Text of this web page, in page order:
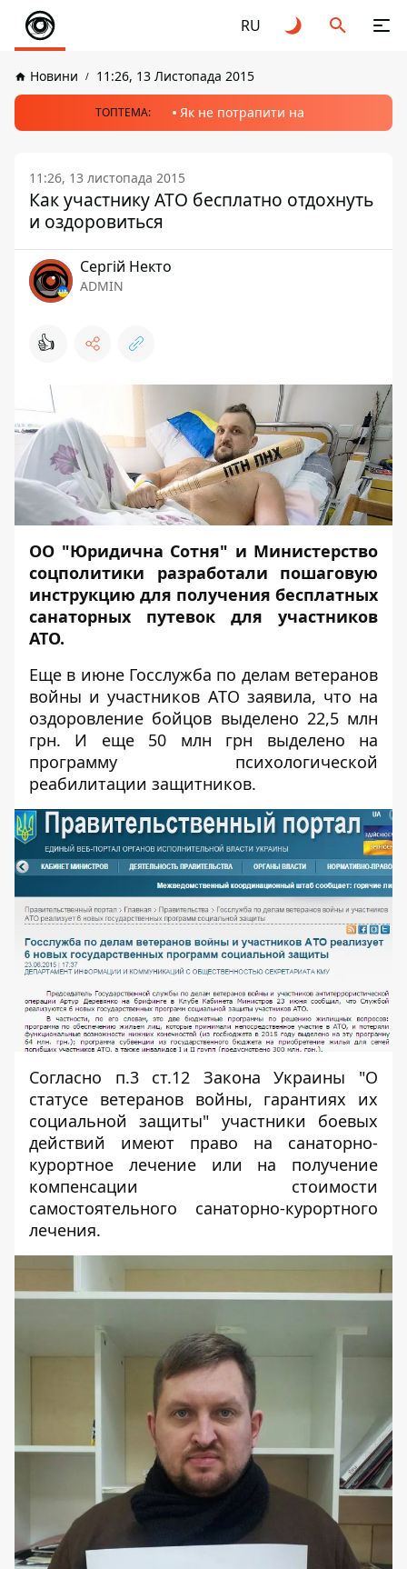
RU
Новини 11:26, 13 Листопада 2015
ТОПТЕМА: Як не потрапити на
11:26, 13 листопада 2015
Как участнику АТО бесплатно отдохнуть
и оздоровиться
Сергій Некто
ADMIN
👍
ОО "Юридична Сотня" и Министерство
соцполитики разработали пошаговую
инструкцию для получения бесплатных
санаторных путевок для участников
АТО.
Еще в июне Госслужба по делам ветеранов
войны и участников АТО заявила, что на
оздоровление бойцов выделено 22,5 млн
грн. И еще 50 млн грн выделено на
программу психологической
реабилитации защитников.
Согласно п.3 ст.12 Закона Украины "О
статусе ветеранов войны, гарантиях их
социальной защиты" участники боевых
действий имеют право на санаторно-
курортное лечение или на получение
компенсации стоимости
самостоятельного санаторно-курортного
лечения.